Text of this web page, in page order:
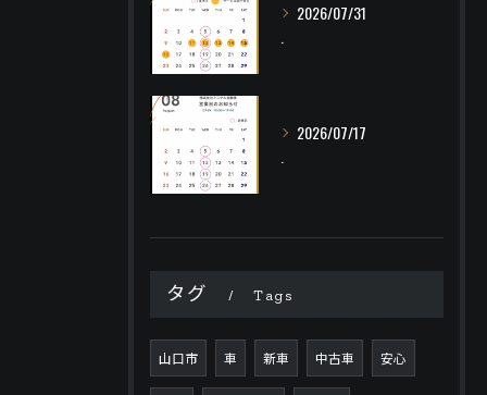
2026/07/31
2026/07/17
タグ Tags
山口市 車 新車 中古車 安心